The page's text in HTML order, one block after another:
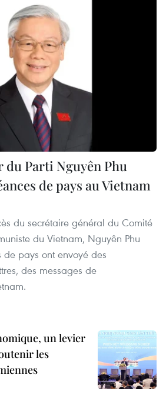
du Parti Nguyên Phu
de pays au Vietnam
du secrétaire général du Comité
du Vietnam, Nguyên Phu
de pays ont envoyé des
des messages de
un levier
les